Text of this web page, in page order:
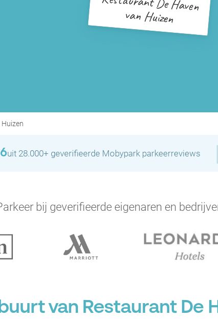
van Huizen
uit 28.000+ geverifieerde Mobypark parkeerreviews |
bij geverifieerde eigenaren en
van Restaurant De